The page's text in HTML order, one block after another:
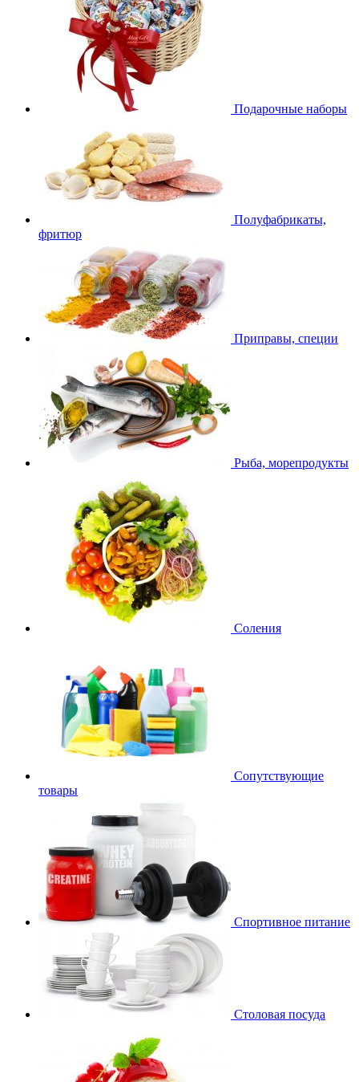
Подарочные наборы
Полуфабрикаты,
фритюр
Приправы, специи
Рыба, морепродукты
Соления
Сопутствующие
товары
Спортивное питание
Столовая посуда